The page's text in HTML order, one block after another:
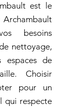
est le
besoins
nettoyage,
de
Choisir
pour un
qui respecte